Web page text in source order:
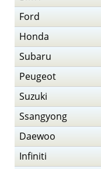
Ford
Honda
Subaru
Peugeot
Suzuki
Ssangyong
Daewoo
Infiniti